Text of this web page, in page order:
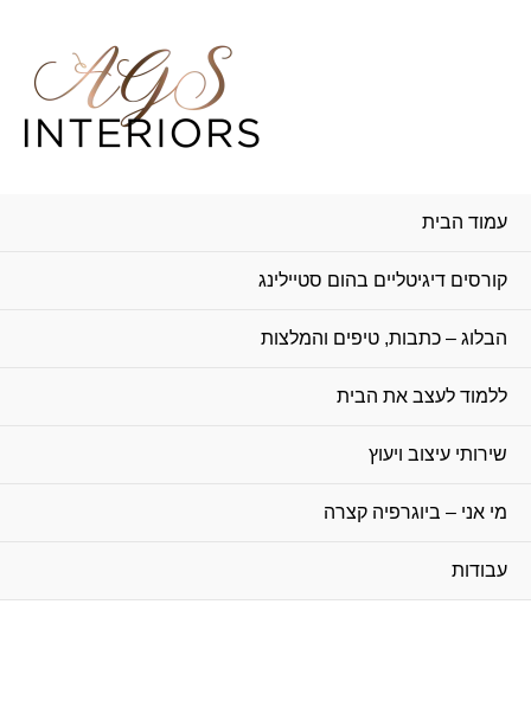
עמוד הבית
קורסים דיגיטליים בהום סטיילינג
הבלוג – כתבות, טיפים והמלצות
ללמוד לעצב את הבית
שירותי עיצוב ויעוץ
מי אני – ביוגרפיה קצרה
עבודות